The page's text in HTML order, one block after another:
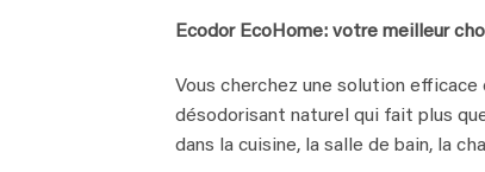
Ecodor EcoHome: votre meilleur
Vous cherchez une solution
désodorisant naturel qui fait plus
dans la cuisine, la salle de bain, la